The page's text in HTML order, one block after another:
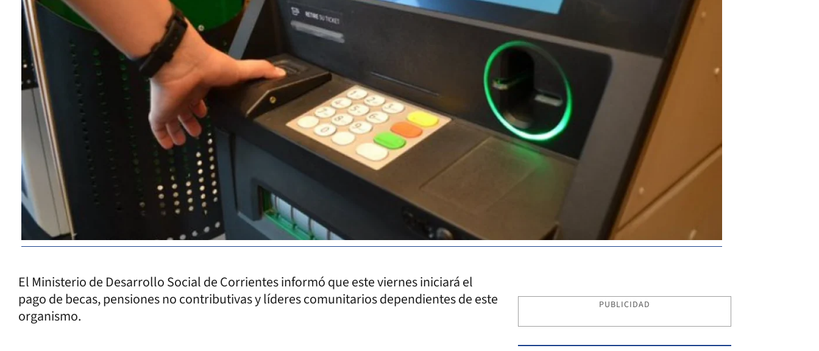
El Ministerio de Desarrollo Social de Corrientes informó que este viernes iniciará el
pago de becas, pensiones no contributivas y líderes comunitarios dependientes de este
organismo.
PUBLICIDAD